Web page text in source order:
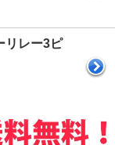
リレー3ピ